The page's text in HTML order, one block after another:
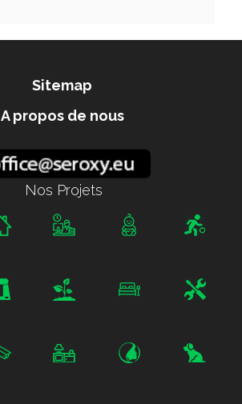
Sitemap
A propos de nous
Nos Projets